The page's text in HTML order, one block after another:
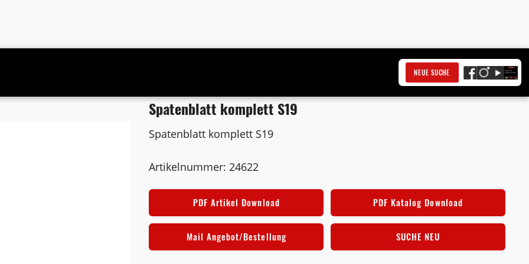
NEUE SUCHE
Spatenblatt komplett S19
Spatenblatt komplett S19
Artikelnummer: 24622
PDF Artikel Download PDF Katalog Download
Mail Angebot/Bestellung SUCHE NEU